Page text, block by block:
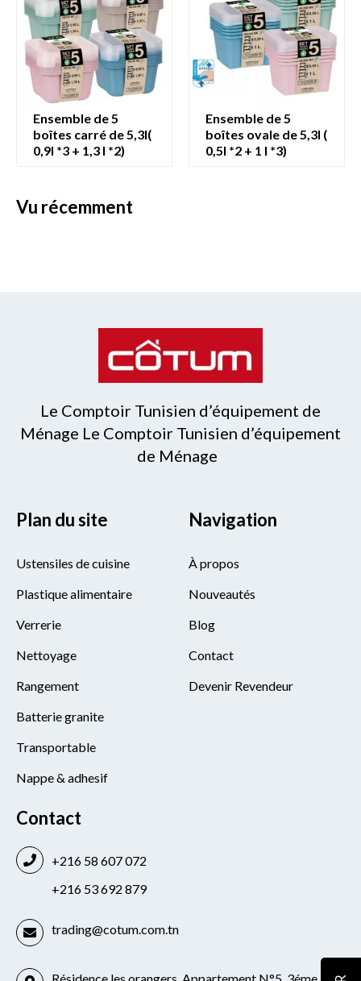
ensemble de 5
boîtes carré de 5,3l(
0,9l *3 + 1,3 l *2)
ensemble de 5
boîtes ovale de 5,3l (
0,5l *2 + 1 l *3)
vu récemment
Le Comptoir Tunisien d’équipement de
Ménage Le Comptoir Tunisien d’équipement
de Ménage
Plan du site
Ustensiles de cuisine
Plastique alimentaire
Verrerie
Nettoyage
Rangement
Batterie granite
Transportable
Nappe & adhesif
Navigation
À propos
Nouveautés
Blog
Contact
Devenir Revendeur
Contact
+216 58 607 072
+216 53 692 879
trading@cotum.com.tn